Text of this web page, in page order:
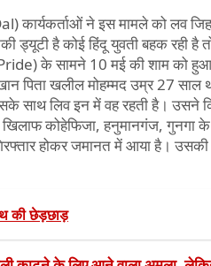
ने इस मामले को लव
ड्यूटी है कोई हिंदू युवती बहक रही है
के सामने 10 मई की शाम को
पिता खलील मोहम्मद उम्र 27 साल
लिव इन में वह रहती है। उसने
कोहेफिजा, हनुमानगंज, गुनगा के
होकर जमानत में आया है।
की छेड़छाड़